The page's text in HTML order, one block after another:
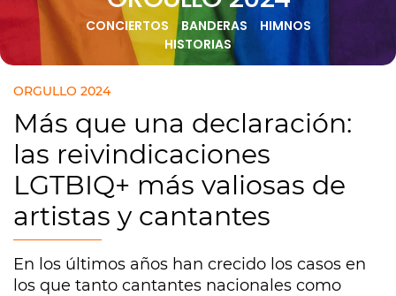
CONCIERTOS BANDERAS
HIMNOS
HISTORIAS
ORGULLO 2024
Más que una declaración:
las reivindicaciones
LGTBIQ+ más valiosas de
artistas y cantantes
En los últimos años han crecido los casos en
los que tanto cantantes nacionales como